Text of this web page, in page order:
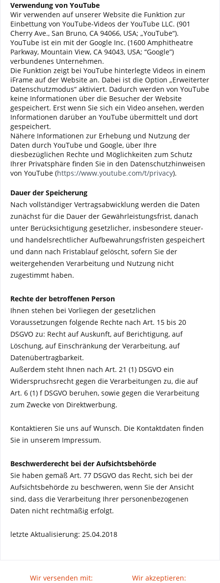
Verwendung von YouTube
Wir verwenden auf unserer Website die Funktion zur
Einbettung von YouTube-Videos der YouTube LLC. (901
Cherry Ave., San Bruno, CA 94066, USA; „YouTube“).
YouTube ist ein mit der Google Inc. (1600 Amphitheatre
Parkway, Mountain View, CA 94043, USA; “Google”)
verbundenes Unternehmen.
Die Funktion zeigt bei YouTube hinterlegte Videos in einem
iFrame auf der Website an. Dabei ist die Option „Erweiterter
Datenschutzmodus“ aktiviert. Dadurch werden von YouTube
keine Informationen über die Besucher der Website
gespeichert. Erst wenn Sie sich ein Video ansehen, werden
Informationen darüber an YouTube übermittelt und dort
gespeichert.
Nähere Informationen zur Erhebung und Nutzung der
Daten durch YouTube und Google, über Ihre
diesbezüglichen Rechte und Möglichkeiten zum Schutz
Ihrer Privatsphäre finden Sie in den Datenschutzhinweisen
von YouTube (https://www.youtube.com/t/privacy).
Dauer der Speicherung
Nach vollständiger Vertragsabwicklung werden die Daten
zunächst für die Dauer der Gewährleistungsfrist, danach
unter Berücksichtigung gesetzlicher, insbesondere steuer-
und handelsrechtlicher Aufbewahrungsfristen gespeichert
und dann nach Fristablauf gelöscht, sofern Sie der
weitergehenden Verarbeitung und Nutzung nicht
zugestimmt haben.
Rechte der betroffenen Person
Ihnen stehen bei Vorliegen der gesetzlichen
Voraussetzungen folgende Rechte nach Art. 15 bis 20
DSGVO zu: Recht auf Auskunft, auf Berichtigung, auf
Löschung, auf Einschränkung der Verarbeitung, auf
Datenübertragbarkeit.
Außerdem steht Ihnen nach Art. 21 (1) DSGVO ein
Widerspruchsrecht gegen die Verarbeitungen zu, die auf
Art. 6 (1) f DSGVO beruhen, sowie gegen die Verarbeitung
zum Zwecke von Direktwerbung.
Kontaktieren Sie uns auf Wunsch. Die Kontaktdaten finden
Sie in unserem Impressum.
Beschwerderecht bei der Aufsichtsbehörde
Sie haben gemäß Art. 77 DSGVO das Recht, sich bei der
Aufsichtsbehörde zu beschweren, wenn Sie der Ansicht
sind, dass die Verarbeitung Ihrer personenbezogenen
Daten nicht rechtmäßig erfolgt.
letzte Aktualisierung: 25.04.2018
Wir versenden mit: Wir akzeptieren: